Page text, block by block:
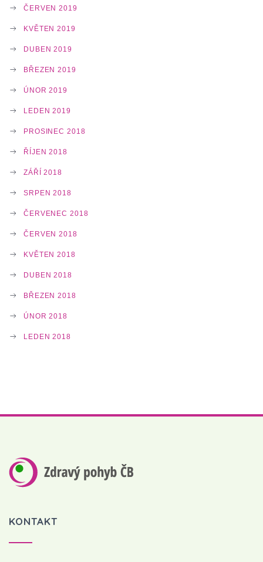
ČERVEN 2019
KVĚTEN 2019
DUBEN 2019
BŘEZEN 2019
ÚNOR 2019
LEDEN 2019
PROSINEC 2018
ŘÍJEN 2018
ZÁŘÍ 2018
SRPEN 2018
ČERVENEC 2018
ČERVEN 2018
KVĚTEN 2018
DUBEN 2018
BŘEZEN 2018
ÚNOR 2018
LEDEN 2018
KONTAKT